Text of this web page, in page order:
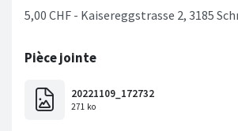
5,00 CHF - Kaisereggstrasse 2, 3185